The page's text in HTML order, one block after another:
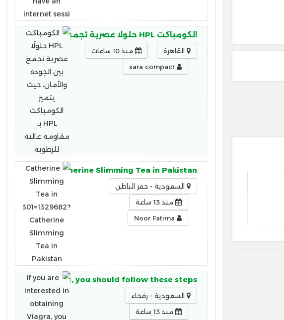
الكومباكت HPL حلولًا عصرية تجمع بين الجودة والأمان، حيث يتميز الكومباكت HPL بـ: مقاومة عالية للرطوبة
القاهرة
منذ 10 ساعات
Slimming Tea in Pakistan
السعودية - حفر الباطن
منذ 13 ساعة
Viagra, you should follow these steps:
السعودية - رفحاء
منذ 13 ساعة